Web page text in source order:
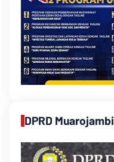
DPRD Muarojambi